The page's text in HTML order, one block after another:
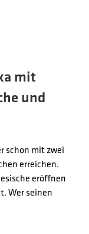
mit
und
schon mit zwei
erreichen.
eröffnen
Wer seinen